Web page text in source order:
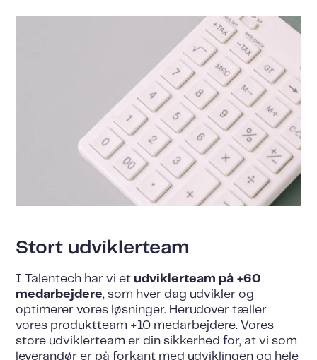
Stort udviklerteam
I Talentech har vi et udviklerteam på +60
medarbejdere, som hver dag udvikler og
optimerer vores løsninger. Herudover tæller
vores produktteam +10 medarbejdere. Vores
store udviklerteam er din sikkerhed for, at vi som
leverandør er på forkant med udviklingen og hele